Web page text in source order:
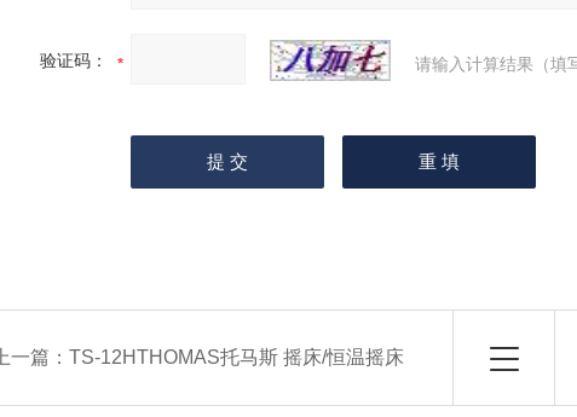
验证码： 请输入计算结果（填
上一篇：TS-12HTHOMAS托马斯 摇床/恒温摇床